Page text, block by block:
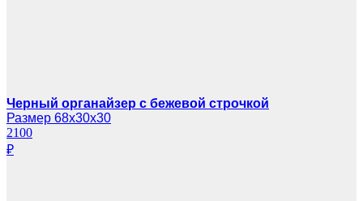
Черный органайзер с бежевой строчкой
Размер 68х30х30
2100
₽